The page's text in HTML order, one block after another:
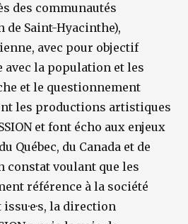
des communautés
Saint-Hyacinthe),
avec pour objectif
avec la population et les
et le questionnement
les productions artistiques
et font écho aux enjeux
Québec, du Canada et de
constat voulant que les
référence à la société
la direction